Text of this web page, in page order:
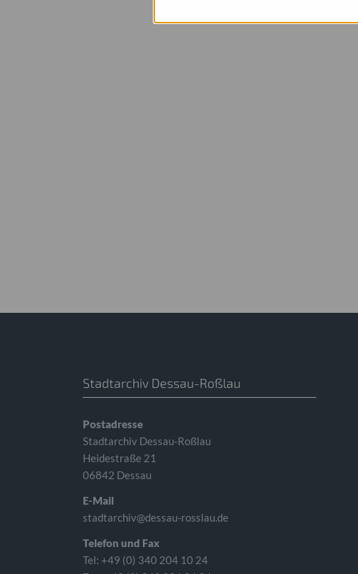
Stadtarchiv Dessau-Roßlau
Postadresse
Stadtarchiv Dessau-Roßlau
Heidestraße 21
06842 Dessau
E-Mail
stadtarchiv@dessau-rosslau.de
Telefon und Fax
Tel: +49 (0) 340 204 10 24